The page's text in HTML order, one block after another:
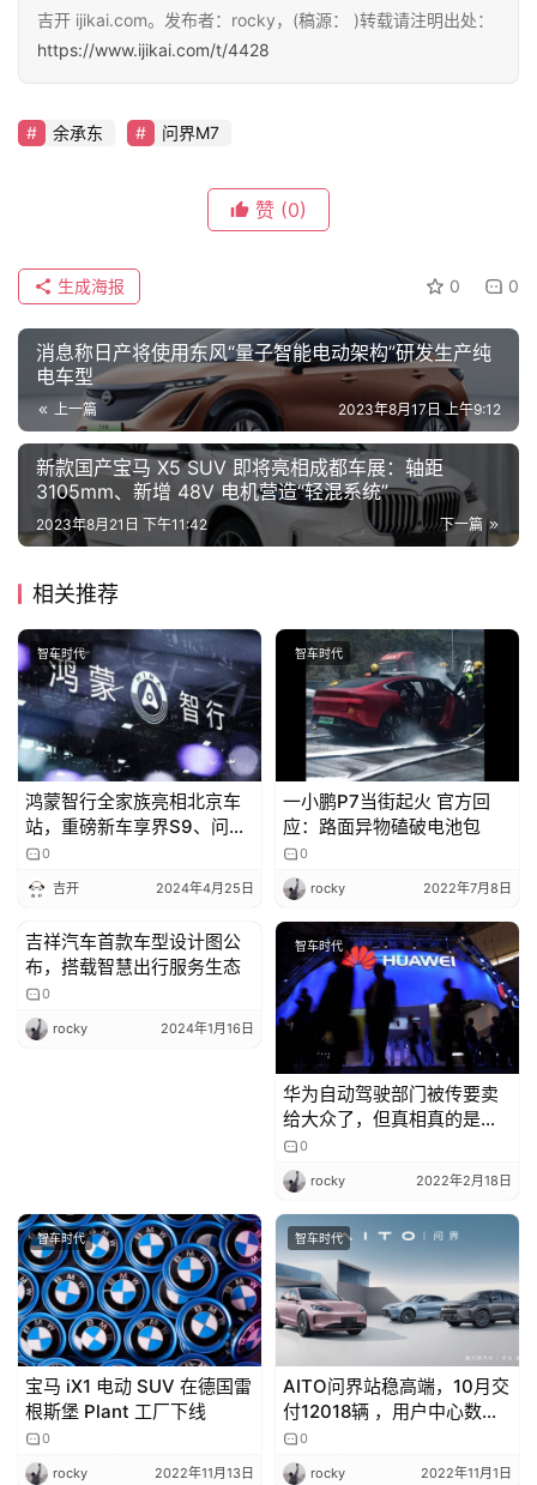
新
源
测
师
旅
行
家
车
快
报
专
栏
吉
T
a
l
k
登录 注册
吉开 ijikai.com。发布者：rocky，(稿源： )转载请注明出处：
https://www.ijikai.com/t/4428
余承东 问界M7
赞 (0)
0 0
生成海报
消息称日产将使用东风“量子智能电动架构”研发生产纯
电车型
上一篇 2023年8月17日 上午9:12
新款国产宝马 X5 SUV 即将亮相成都车展：轴距
3105mm、新增 48V 电机营造“轻混系统”
下一篇
2023年8月21日 下午11:42
相关推荐
智车时代
鸿蒙智行全家族亮相北京车
站，重磅新车享界S9、问界
新M5首次登场
0
吉开 2024年4月25日
智车时代
一小鹏P7当街起火 官方回
应：路面异物磕破电池包
0
rocky 2022年7月8日
智车时代
吉祥汽车首款车型设计图公
布，搭载智慧出行服务生态
0
rocky 2024年1月16日
智车时代
华为自动驾驶部门被传要卖
给大众了，但真相真的是这
样吗？
0
rocky 2022年2月18日
智车时代
宝马 iX1 电动 SUV 在德国雷
根斯堡 Plant 工厂下线
0
rocky 2022年11月13日
智车时代
AITO问界站稳高端，10月交
付12018辆 ，用户中心数量
正在暴涨
0
rocky 2022年11月1日